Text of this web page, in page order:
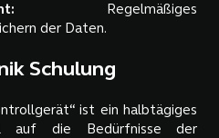
Regelmäßiges
der Daten.
Schulung
ist ein halbtägiges
auf die Bedürfnisse der